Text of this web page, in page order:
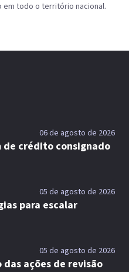
em todo o território nacional.
06 de agosto de 2026
crédito consignado
05 de agosto de 2026
para escalar
05 de agosto de 2026
ações de revisão